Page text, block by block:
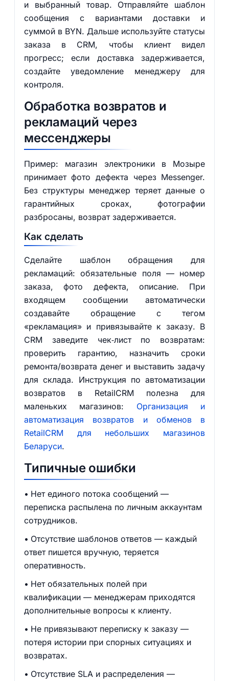
и выбранный товар. Отправляйте шаблон
сообщения с вариантами доставки и
суммой в BYN. Дальше используйте статусы
заказа в CRM, чтобы клиент видел
прогресс; если доставка задерживается,
создайте уведомление менеджеру для
контроля.
Обработка возвратов и
рекламаций через
мессенджеры
Пример: магазин электроники в Мозыре
принимает фото дефекта через Messenger.
Без структуры менеджер теряет данные о
гарантийных сроках, фотографии
разбросаны, возврат задерживается.
Как сделать
Сделайте шаблон обращения для
рекламаций: обязательные поля — номер
заказа, фото дефекта, описание. При
входящем сообщении автоматически
создавайте обращение с тегом
«рекламация» и привязывайте к заказу. В
CRM заведите чек‑лист по возвратам:
проверить гарантию, назначить сроки
ремонта/возврата денег и выставить задачу
для склада. Инструкция по автоматизации
возвратов в RetailCRM полезна для
маленьких магазинов: Организация и
автоматизация возвратов и обменов в
RetailCRM для небольших магазинов
Беларуси.
Типичные ошибки
Нет единого потока сообщений —
переписка распылена по личным аккаунтам
сотрудников.
Отсутствие шаблонов ответов — каждый
ответ пишется вручную, теряется
оперативность.
Нет обязательных полей при
квалификации — менеджерам приходятся
дополнительные вопросы к клиенту.
Не привязывают переписку к заказу —
потеря истории при спорных ситуациях и
возвратах.
Отсутствие SLA и распределения —